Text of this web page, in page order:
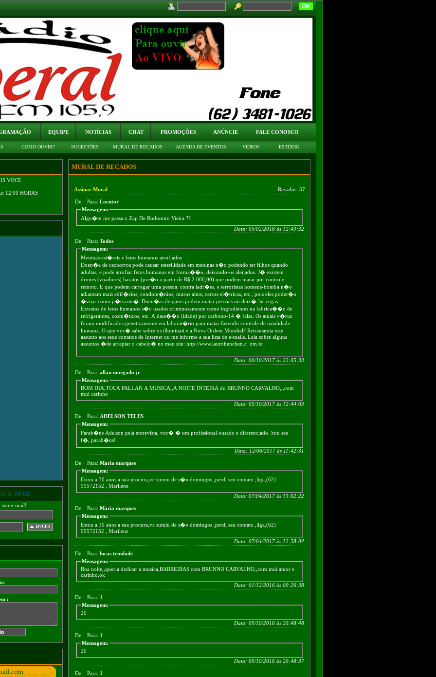
EQUIPE NOTÍCIAS CHAT PROMOÇÕES ANÚNCIE FALE CONOSCO
COMO OUVIR? SUGESTÕES MURAL DE RECADOS AGENDA DE EVENTOS VIDEOS ESTÚDIO
VOCE
12:00 HORAS
E-MAIL
seu e-mail!
:
MURAL DE RECADOS
Assinar Mural Recados: 37
De: Para: Locutor
Mensagem:
Algu�m me passa o Zap De Rodomiro Vieira ??
Data: 05/02/2018 às 12:49:32
De: Para: Todos
Mensagem:
Meninas est�reis e fetos humanos atrofiados
Doen�a de cachorros pode causar esterilidade em meninas n�o podendo ter filhos quando
adultas, e pode atrofiar fetos humanos em forma��o, deixando-os aleijados. J� existem
drones (voadores) baratos (pre�o a partir de R$ 2.000,00) que podem matar por controle
remoto. E que podem carregar uma pessoa: contra ladr�es, e terroristas homens-bomba n�o
adiantam mais edif�cios, condom�nios, muros altos, cercas el�tricas, etc., pois eles poder�o
�voar como p�ssaros�. Doen�as de gatos podem matar pessoas ou deix�-las cegas.
Extratos de fetos humanos s�o usados criminosamente como ingredientes na fabrica��o de
refrigerantes, cosm�ticos, etc. A data��o (idade) por carbono-14 � falsa. Os atuais v�rus
foram modificados geneticamente em laborat�rio para matar fazendo controle de natalidade
humana. O que voc� sabe sobre os illuminati e a Nova Ordem Mundial? Retransmita este
assunto aos seus contatos de Internet ou me informe a sua lista de e-mails. Leia sobre alguns
assuntos �de arrepiar o cabelo� no meu site: http://www.laurohenchen.c om.br
Data: 06/10/2017 às 22:05:33
De: Para: allan morgado jr
Mensagem:
BOM DIA,TOCA PALLAN A MUSICA,,A NOITE INTEIRA do BRUNNO CARVALHO,,,com
mui carinho
Data: 05/10/2017 às 12:44:03
De: Para: ADELSON TELES
Mensagem:
Parab�ns Adelson pela entrevista, voc� � um profissional ousado e diferenciado. Sou seu
f�, parab�ns!
Data: 12/06/2017 às 11:42:31
De: Para: Maria marques
Mensagem:
Estou a 30 anos a sua procura,vc sumiu de s�o domingos ,perdi seu contato ,liga,(62)
99572152 , Marilene
Data: 07/04/2017 às 13:02:22
De: Para: Maria marques
Mensagem:
Estou a 30 anos a sua procura,vc sumiu de s�o domingos ,perdi seu contato ,liga,(62)
99572152 , Marilene
Data: 07/04/2017 às 12:58:04
De: Para: lucas trindade
Mensagem:
Boa noite,,queria dedicar a musica,BARREIRAS com BRUNNO CARVALHO,,com mui amor e
carinho,ok
Data: 01/12/2016 às 00:26:38
De: Para: 1
Mensagem:
20
Data: 09/10/2016 às 20:48:48
De: Para: 1
Mensagem:
20
Data: 09/10/2016 às 20:48:37
De: Para: 1